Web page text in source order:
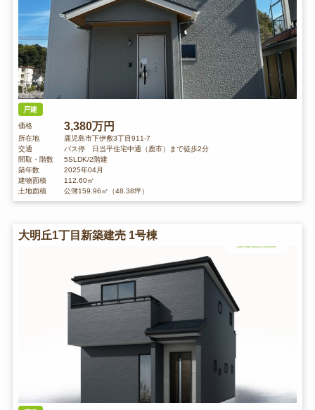
戸建
価格 3,380万円
所在地
鹿児島市下伊敷3丁目911-7
交通
バス停 日当平住宅中通（鹿市）まで徒歩2分
間取・階数
5SLDK/2階建
築年数
2025年04月
建物面積
112.60㎡
土地面積
公簿159.96㎡（48.38坪）
大明丘1丁目新築建売 1号棟